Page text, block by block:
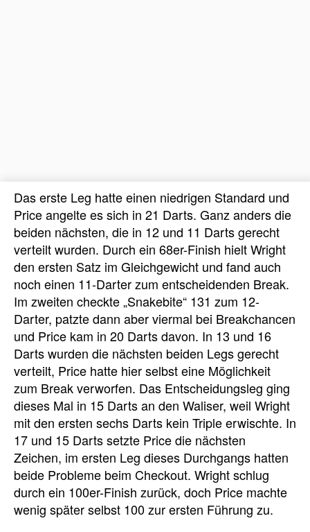
Das erste Leg hatte einen niedrigen Standard und
Price angelte es sich in 21 Darts. Ganz anders die
beiden nächsten, die in 12 und 11 Darts gerecht
verteilt wurden. Durch ein 68er-Finish hielt Wright
den ersten Satz im Gleichgewicht und fand auch
noch einen 11-Darter zum entscheidenden Break.
Im zweiten checkte „Snakebite“ 131 zum 12-
Darter, patzte dann aber viermal bei Breakchancen
und Price kam in 20 Darts davon. In 13 und 16
Darts wurden die nächsten beiden Legs gerecht
verteilt, Price hatte hier selbst eine Möglichkeit
zum Break verworfen. Das Entscheidungsleg ging
dieses Mal in 15 Darts an den Waliser, weil Wright
mit den ersten sechs Darts kein Triple erwischte. In
17 und 15 Darts setzte Price die nächsten
Zeichen, im ersten Leg dieses Durchgangs hatten
beide Probleme beim Checkout. Wright schlug
durch ein 100er-Finish zurück, doch Price machte
wenig später selbst 100 zur ersten Führung zu.